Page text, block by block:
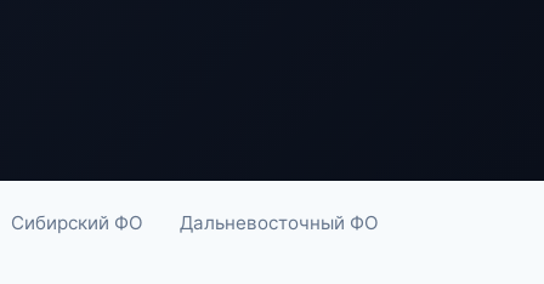
Сибирский ФО Дальневосточный ФО